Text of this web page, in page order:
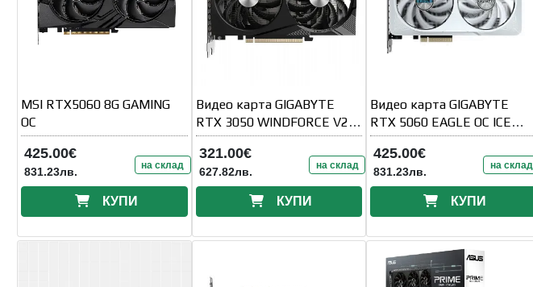
MSI RTX5060 8G GAMING
OC
425.00€
831.23лв. на склад
КУПИ
Видео карта GIGABYTE
RTX 3050 WINDFORCE V2
OC 8GB GDDR6
321.00€
627.82лв. на склад
КУПИ
Видео карта GIGABYTE
RTX 5060 EAGLE OC ICE
8GB GDDR7
425.00€
831.23лв. на склад
КУПИ